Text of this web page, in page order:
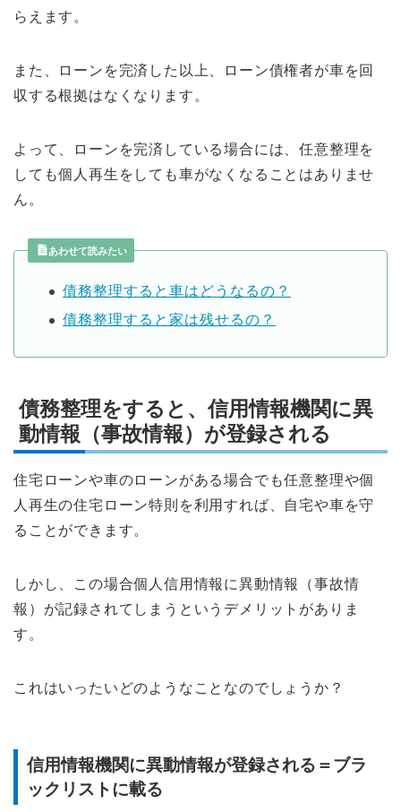
らえます。
また、ローンを完済した以上、ローン債権者が車を回
収する根拠はなくなります。
よって、ローンを完済している場合には、任意整理を
しても個人再生をしても車がなくなることはありませ
ん。
あわせて読みたい
債務整理すると車はどうなるの？
債務整理すると家は残せるの？
債務整理をすると、信用情報機関に異
動情報（事故情報）が登録される
住宅ローンや車のローンがある場合でも任意整理や個
人再生の住宅ローン特則を利用すれば、自宅や車を守
ることができます。
しかし、この場合個人信用情報に異動情報（事故情
報）が記録されてしまうというデメリットがありま
す。
これはいったいどのようなことなのでしょうか？
信用情報機関に異動情報が登録される＝ブラ
ックリストに載る